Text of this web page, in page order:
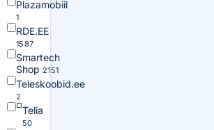
Plazamobiil
1
RDE.EE
1587
Smartech
Shop 2151
Teleskoobid.ee
2
Telia
50